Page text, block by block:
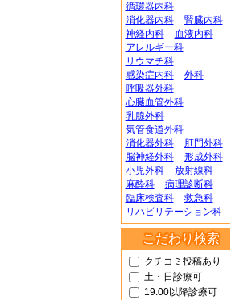
循環器内科
消化器内科
腎臓内科
神経内科
血液内科
アレルギー科
リウマチ科
感染症内科
外科
呼吸器外科
心臓血管外科
乳腺外科
気管食道外科
消化器外科
肛門外科
脳神経外科
形成外科
小児外科
放射線科
麻酔科
病理診断科
臨床検査科
救急科
リハビリテーション科
こだわり検索
クチコミ投稿あり
土・日診療可
19:00以降診療可